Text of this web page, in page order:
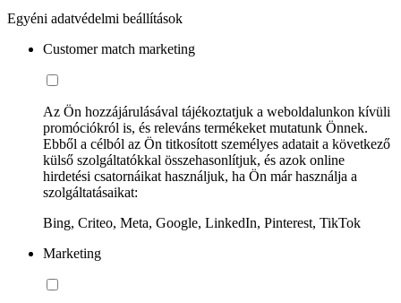
Egyéni adatvédelmi beállítások
Customer match marketing
Az Ön hozzájárulásával tájékoztatjuk a weboldalunkon kívüli
promóciókról is, és releváns termékeket mutatunk Önnek.
Ebből a célból az Ön titkosított személyes adatait a következő
külső szolgáltatókkal összehasonlítjuk, és azok online
hirdetési csatornáikat használjuk, ha Ön már használja a
szolgáltatásaikat:
Bing, Criteo, Meta, Google, LinkedIn, Pinterest, TikTok
Marketing